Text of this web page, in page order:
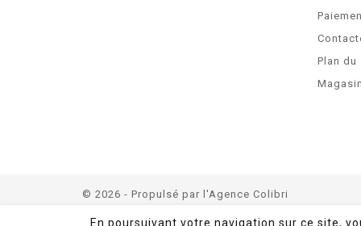
Plan du
© 2026 - Propulsé par l'Agence Colibri
En poursuivant votre navigation sur ce site,